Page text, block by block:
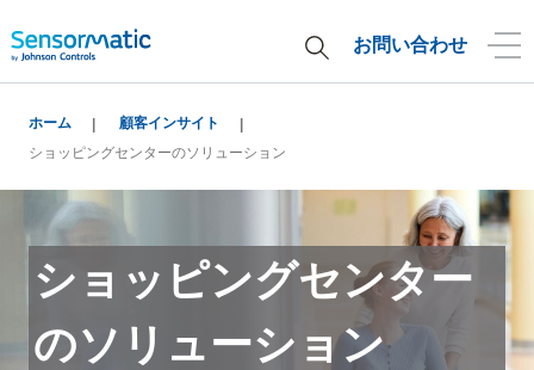
お問い合わせ
ホーム
顧客インサイト
ショッピングセンターのソリューション
ショッピングセンター
のソリューション